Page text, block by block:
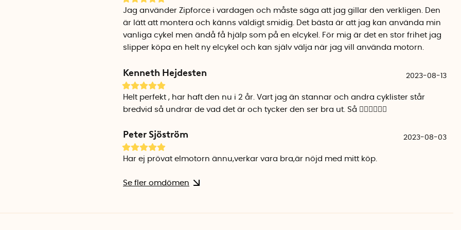
När du monterat fästet är elmotorn lätt att ta loss och sätta fast. Praktiskt när du ska
ladda elmotorn och minskar även stöldrisken då du kan ta med dig motorn när du
Klassas som elcykel
Motorn hjälper till att driva cykeln upp till en maxhastighet av 25km/h, vilket är den
max tillåtna hastigheten för elcyklar. Elmotorn slutar att driva cykeln i hastigheter
över 25km/h men du kan naturligtvis trampa snabbare på egen hand.
Ett bra tips är att ladda ner Zipforce mobilapp till din telefon så att du får tillgång till
alla inställningar. När du parkopplat motorn via Bluetooth kan du enkelt göra flera
av inställningarna direkt i appen. Till exempel kan du justera assistansnivån och
installerar elmotorn på bakdäcket. Du kan även se användningsstatistik.
Jag använder Zipforce i vardagen och måste säga att jag gillar den verkligen. Den
är lätt att montera och känns väldigt smidig. Det bästa är att jag kan använda min
vanliga cykel men ändå få hjälp som på en elcykel. För mig är det en stor frihet jag
slipper köpa en helt ny elcykel och kan själv välja när jag vill använda motorn.
Kenneth Hejdesten 2023-08-13
Helt perfekt , har haft den nu i 2 år. Vart jag än stannar och andra cyklister står
bredvid så undrar de vad det är och tycker den ser bra ut. Så 👍🏻👍🏻👍🏻
Peter Sjöström 2023-08-03
Har ej prövat elmotorn ännu,verkar vara bra,är nöjd med mitt köp.
Se fler omdömen